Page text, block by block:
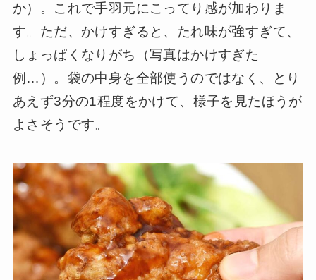
か）。これで手羽元にこってり感が加わりま
す。ただ、かけすぎると、たれ味が強すぎて、
しょっぱくなりがち（写真はかけすぎた
例…）。袋の中身を全部使うのではなく、とり
あえず3分の1程度をかけて、様子を見たほうが
よさそうです。